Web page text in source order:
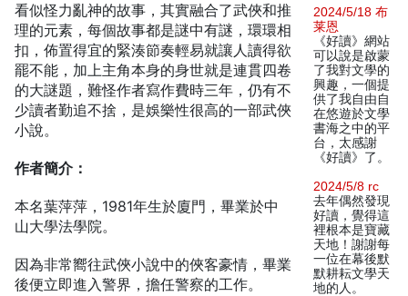
看似怪力亂神的故事，其實融合了武俠和推
理的元素，每個故事都是謎中有謎，環環相
扣，佈置得宜的緊湊節奏輕易就讓人讀得欲
罷不能，加上主角本身的身世就是連貫四卷
的大謎題，難怪作者寫作費時三年，仍有不
少讀者勤追不捨，是娛樂性很高的一部武俠
小說。
作者簡介：
本名葉萍萍，1981年生於廈門，畢業於中
山大學法學院。
因為非常嚮往武俠小說中的俠客豪情，畢業
後便立即進入警界，擔任警察的工作。
2024/5/18 布
莱恩
《好讀》網站
可以說是啟蒙
了我對文學的
興趣，一個提
供了我自由自
在悠遊於文學
書海之中的平
台，太感謝
《好讀》了。
2024/5/8 rc
去年偶然發現
好讀，覺得這
裡根本是寶藏
天地！謝謝每
一位在幕後默
默耕耘文學天
地的人。